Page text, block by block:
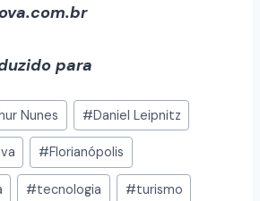
para
Nunes #Daniel Leipnitz
#Florianópolis
#tecnologia #turismo